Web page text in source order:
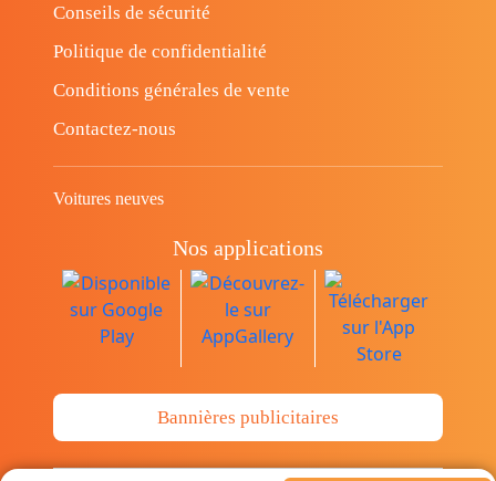
Conseils de sécurité
Politique de confidentialité
Conditions générales de vente
Contactez-nous
Voitures neuves
Nos applications
Bannières publicitaires